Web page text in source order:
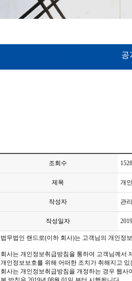
공
조회수 1528
제목 개
작성자 관
작성일자
법무법인 랜드로(이하 회사)는 고객님의 개인정
회사는 개인정보취급방침을 통하여 고객님께서
개인정보보호를 위해 어떠한 조치가 취해지고 있
회사는 개인정보취급방침을 개정하는 경우 웹사